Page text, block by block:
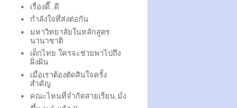
เรื่องดี๊..ดี
กำลังใจที่ส่งต่อกัน
มหาวิทยาลัยในหลักสูตร
นานาชาติ
เด็กไทย ใครจะช่วยพาไปถึง
ฝั่งฝัน
เมื่อเราต้องตัดสินใจครั้ง
สำคัญ
คณะไหนที่จำกัดสายเรียน.มั่ง